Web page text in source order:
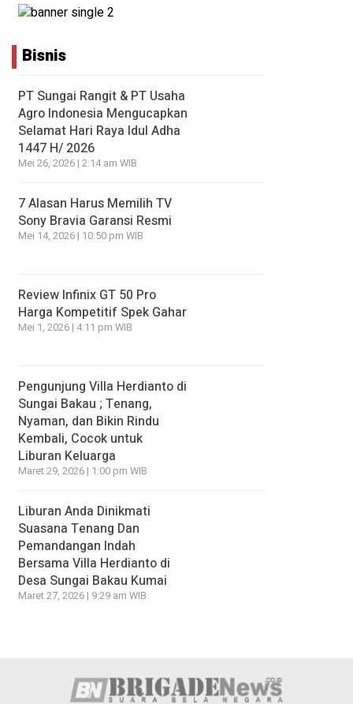
Bisnis
PT Sungai Rangit & PT Usaha
Agro Indonesia Mengucapkan
Selamat Hari Raya Idul Adha
1447 H/ 2026
Mei 26, 2026 | 2:14 am WIB
7 Alasan Harus Memilih TV
Sony Bravia Garansi Resmi
Mei 14, 2026 | 10:50 pm WIB
Review Infinix GT 50 Pro
Harga Kompetitif Spek Gahar
Mei 1, 2026 | 4:11 pm WIB
Pengunjung Villa Herdianto di
Sungai Bakau ; Tenang,
Nyaman, dan Bikin Rindu
Kembali, Cocok untuk
Liburan Keluarga
Maret 29, 2026 | 1:00 pm WIB
Liburan Anda Dinikmati
Suasana Tenang Dan
Pemandangan Indah
Bersama Villa Herdianto di
Desa Sungai Bakau Kumai
Maret 27, 2026 | 9:29 am WIB